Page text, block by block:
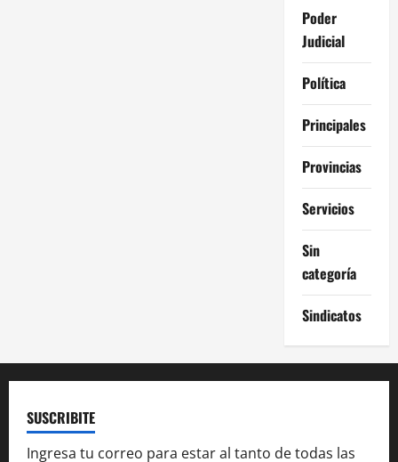
Poder
Judicial
Política
Principales
Provincias
Servicios
Sin
categoría
Sindicatos
SUSCRIBITE
Ingresa tu correo para estar al tanto de todas las